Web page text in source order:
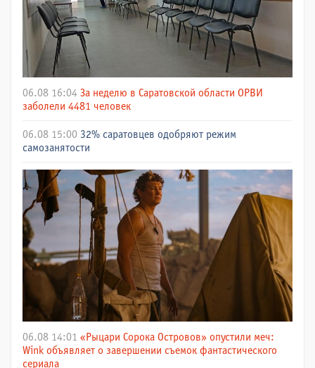
06.08 16:04 За неделю в Саратовской области ОРВИ
заболели 4481 человек
06.08 15:00 32% саратовцев одобряют режим
самозанятости
06.08 14:01 «Рыцари Сорока Островов» опустили меч:
Wink объявляет о завершении съемок фантастического
сериала